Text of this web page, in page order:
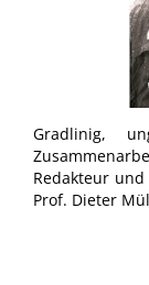
Gradlinig,
Redakteur
Prof. Dieter